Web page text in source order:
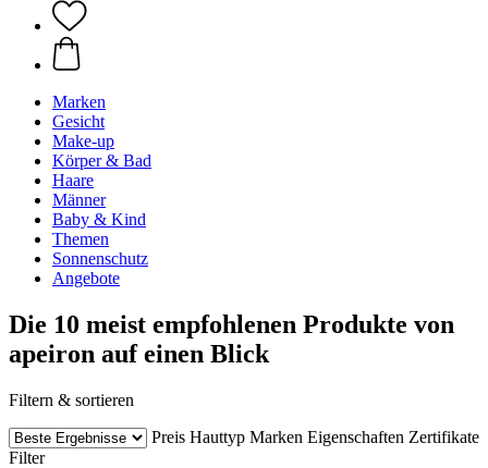
Marken
Gesicht
Make-up
Körper & Bad
Haare
Männer
Baby & Kind
Themen
Sonnenschutz
Angebote
Die 10 meist empfohlenen Produkte von
apeiron auf einen Blick
Filtern & sortieren
Preis Hauttyp Marken Eigenschaften Zertifikate
Filter